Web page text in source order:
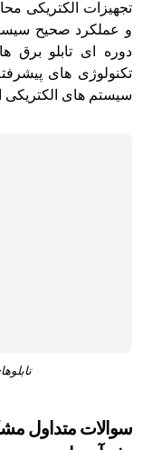
تجهیزات الکتریکی
و عملکرد صحیح
دوره‌ ای تابلو برق‌
تکنولوژی‌ های
سیستم‌ های
سوالات متداول